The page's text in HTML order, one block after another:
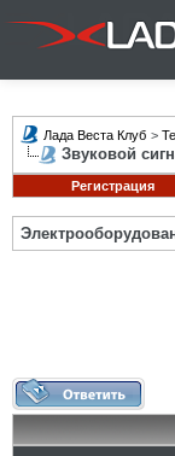
Лада Веста Клуб >
Звуковой
Регистрация